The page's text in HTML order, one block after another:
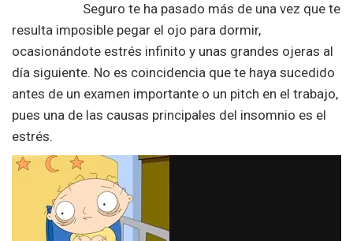
Seguro te ha pasado más de una vez que te
resulta imposible pegar el ojo para dormir,
ocasionándote estrés infinito y unas grandes ojeras al
día siguiente. No es coincidencia que te haya sucedido
antes de un examen importante o un pitch en el trabajo,
pues una de las causas principales del insomnio es el
estrés.